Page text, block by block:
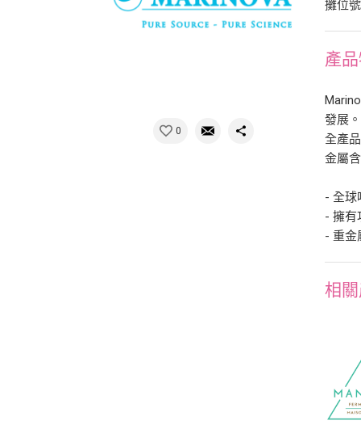
0
攤位
產
發展。
全產
金屬
- 全球
- 擁有
- 重金
相